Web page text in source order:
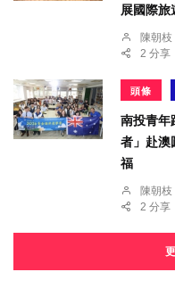
展國際旅
陳朝枝
2 分享
頭條
南投青年
者」赴澳
福
陳朝枝
2 分享